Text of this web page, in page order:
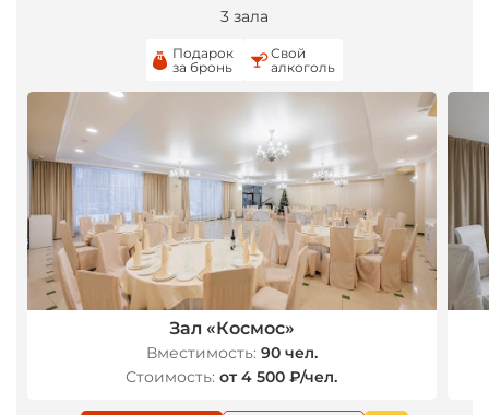
3 зала
Подарок
за бронь
Свой
алкоголь
Зал «Космос»
Вместимость: 90 чел.
Стоимость: от 4 500 ₽/чел.